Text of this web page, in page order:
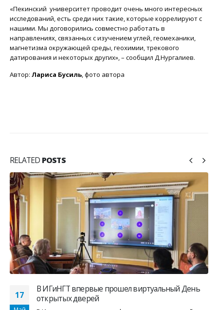
«Пекинский университет проводит очень много интересных
исследований, есть среди них такие, которые коррелируют с
нашими. Мы договорились совместно работать в
направлениях, связанных с изучением углей, геомеханики,
магнетизма окружающей среды, геохимии, трекового
датирования и некоторых других», – сообщил Д.Нургалиев.
Автор: Лариса Бусиль, фото автора
RELATED POSTS
17
В ИГиНГТ впервые прошел виртуальный День
открытых дверей